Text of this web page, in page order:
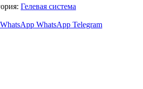
Гелевая система
WhatsApp WhatsApp Telegram